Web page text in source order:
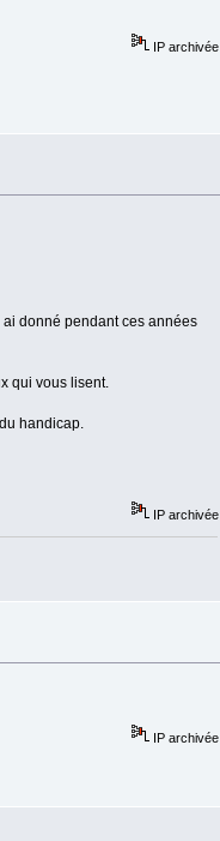
IP archivée
donné pendant ces années
qui vous lisent.
handicap.
IP archivée
IP archivée